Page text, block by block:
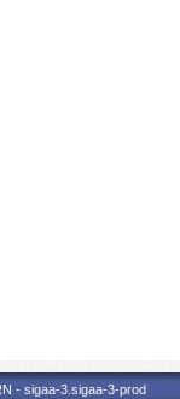
- sigaa-3.sigaa-3-prod